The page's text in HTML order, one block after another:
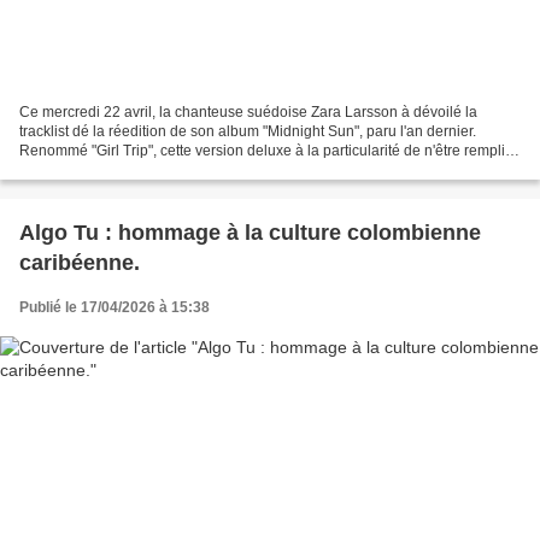
Ce mercredi 22 avril, la chanteuse suédoise Zara Larsson à dévoilé la
tracklist dé la réedition de son album "Midnight Sun", paru l'an dernier.
Renommé "Girl Trip", cette version deluxe à la particularité de n'être remplie
Algo Tu : hommage à la culture colombienne
caribéenne.
Publié le 17/04/2026 à 15:38